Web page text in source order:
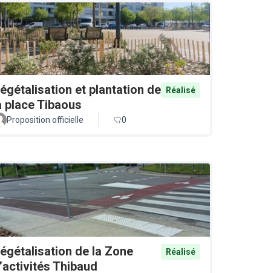
et plantation de
place Tibaous
Réalisé
Proposition officielle 0
de la Zone
Thibaud
Réalisé